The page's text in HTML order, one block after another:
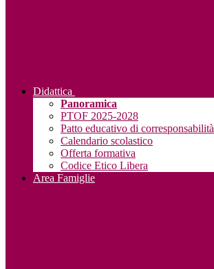
Didattica
Panoramica
PTOF 2025-2028
Patto educativo di corresponsabilità
Calendario scolastico
Offerta formativa
Codice Etico Libera
Area Famiglie